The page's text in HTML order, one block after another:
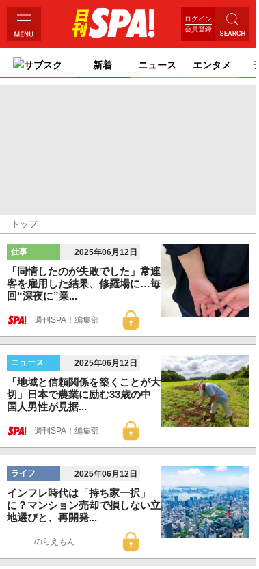
ログイン
会員登録
サブスク 新着 ニュース エンタメ
トップ
仕事 2025年06月12日
「同情したのが失敗でした」常連
客を雇用した結果、修羅場に…毎
回“深夜に”業...
週刊SPA！編集部
ニュース 2025年06月12日
「地域と信頼関係を築くことが大
切」日本で農業に励む33歳の中
国人男性が見据...
週刊SPA！編集部
ライフ 2025年06月12日
インフレ時代は「持ち家一択」
に？マンション売却で損しない立
地選びと、再開発...
のらえもん